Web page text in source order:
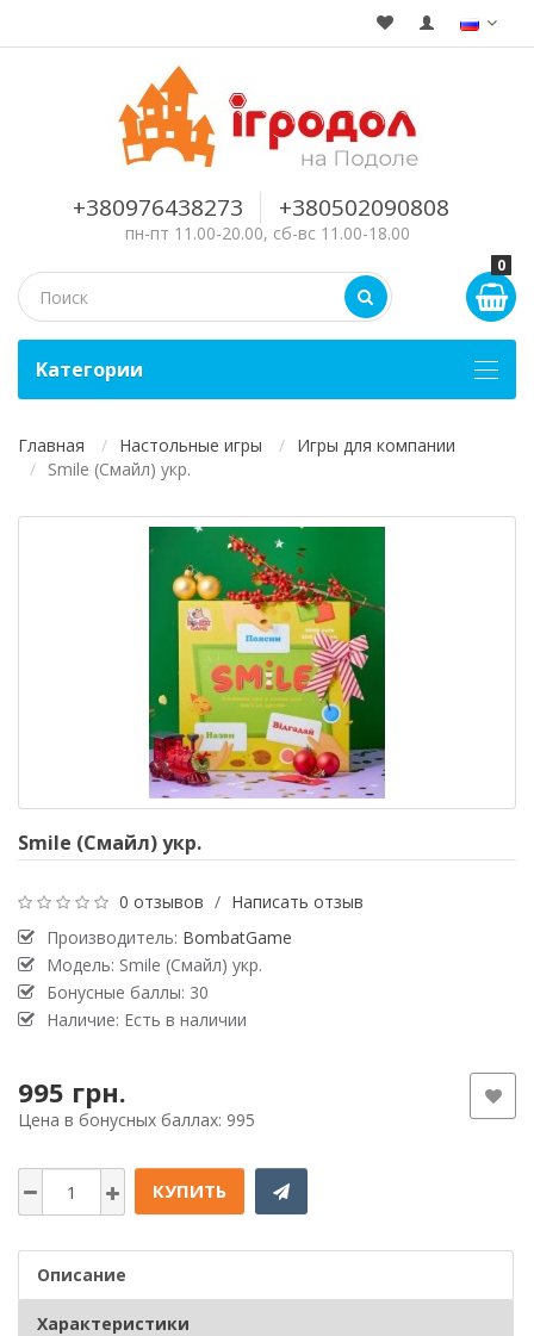
+380976438273 +380502090808
пн-пт 11.00-20.00, сб-вс 11.00-18.00
0
Kатегории
Главная Настольные игры
Игры для компании
Smile (Смайл) укр.
Smile (Смайл) укр.
0 отзывов / Написать отзыв
Производитель: BombatGame
Модель: Smile (Смайл) укр.
Бонусные баллы: 30
Наличие: Есть в наличии
995 грн.
Цена в бонусных баллах: 995
КУПИТЬ
Описание
Характеристики